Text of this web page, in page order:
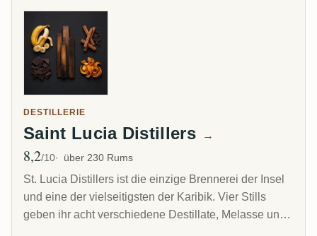
DESTILLERIE
Saint Lucia Distillers →
Ø Bewertung
8,2/10 über 230 Rums
St. Lucia Distillers ist die einzige Brennerei der Insel
und eine der vielseitigsten der Karibik. Vier Stills
geben ihr acht verschiedene Destillate, Melasse und